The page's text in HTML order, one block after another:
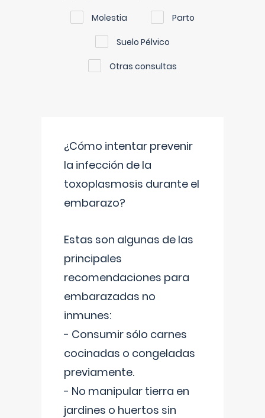
Molestia Parto
Suelo Pélvico
Otras consultas
¿Cómo intentar prevenir
la infección de la
toxoplasmosis durante el
embarazo?
Estas son algunas de las
principales
recomendaciones para
embarazadas no
inmunes:
- Consumir sólo carnes
cocinadas o congeladas
previamente.
- No manipular tierra en
jardines o huertos sin